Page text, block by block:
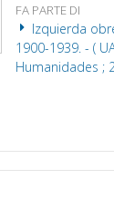
FA PARTE DI
Izquierda
1900-1939. - (
Humanidades ;